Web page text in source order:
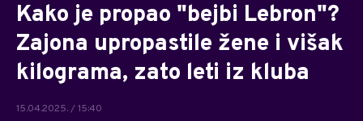
Kako je propao "bejbi Lebron"?
Zajona upropastile žene i višak
kilograma, zato leti iz kluba
15.04.2025. / 15:40